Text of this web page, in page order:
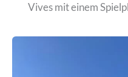
Vives mit einem